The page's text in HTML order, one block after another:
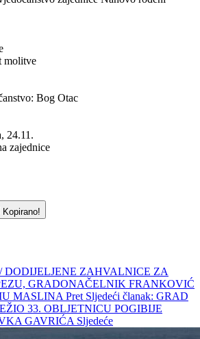
molitve
Bog Otac
24.11.
zajednice
Kopirano!
/ DODIJELJENE ZAHVALNICE ZA
GRADONAČELNIK FRANKOVIĆ
MASLINA Pret Sljedeći članak: GRAD
33. OBLJETNICU POGIBIJE
GAVRIĆA Sljedeće